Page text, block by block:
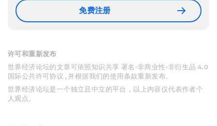
免费注册
许可和重新发布
世界经济论坛的文章可依照知识共享 署名-非商业性-非衍生品 4.0
国际公共许可协议 , 并根据我们的使用条款重新发布。
世界经济论坛是一个独立且中立的平台，以上内容仅代表作者个
人观点。